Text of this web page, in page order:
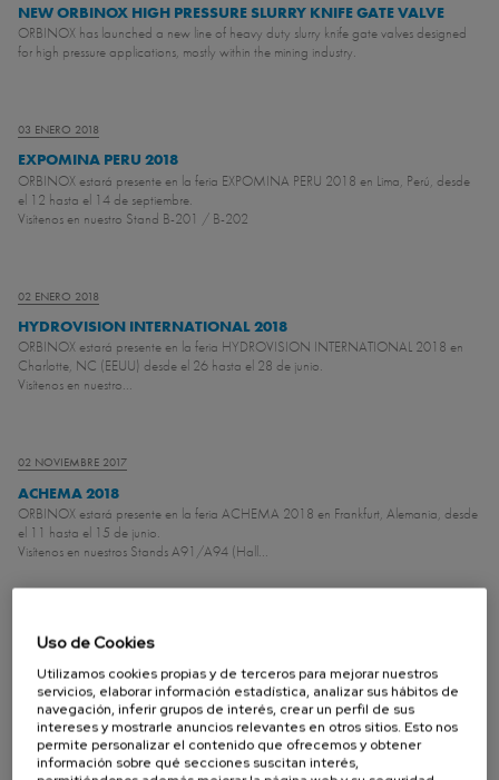
NEW ORBINOX HIGH PRESSURE SLURRY KNIFE GATE VALVE
ORBINOX has launched a new line of heavy duty slurry knife gate valves designed
for high pressure applications, mostly within the mining industry.
03 ENERO 2018
EXPOMINA PERU 2018
ORBINOX estará presente en la feria EXPOMINA PERU 2018 en Lima, Perú, desde
el 12 hasta el 14 de septiembre.
Visítenos en nuestro Stand B-201 / B-202
02 ENERO 2018
HYDROVISION INTERNATIONAL 2018
ORBINOX estará presente en la feria HYDROVISION INTERNATIONAL 2018 en
Charlotte, NC (EEUU) desde el 26 hasta el 28 de junio.
Visítenos en nuestro...
02 NOVIEMBRE 2017
ACHEMA 2018
ORBINOX estará presente en la feria ACHEMA 2018 en Frankfurt, Alemania, desde
el 11 hasta el 15 de junio.
Visítenos en nuestros Stands A91/A94 (Hall...
ORBINOX estará presente en la feria IFAT 2018 en Munich, Alemania, desde el 14
hasta el 18 de Mayo.
Visítenos en nuestro Stand 227 (...
Uso de Cookies
Utilizamos cookies propias y de terceros para mejorar nuestros
servicios, elaborar información estadística, analizar sus hábitos de
navegación, inferir grupos de interés, crear un perfil de sus
intereses y mostrarle anuncios relevantes en otros sitios. Esto nos
permite personalizar el contenido que ofrecemos y obtener
información sobre qué secciones suscitan interés,